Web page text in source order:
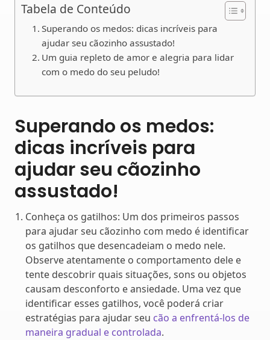
Tabela de Conteúdo
Superando os medos: dicas incríveis para
ajudar seu cãozinho assustado!
Um guia repleto de amor e alegria para lidar
com o medo do seu peludo!
Superando os medos:
dicas incríveis para
ajudar seu cãozinho
assustado!
Conheça os gatilhos: Um dos primeiros passos
para ajudar seu cãozinho com medo é identificar
os gatilhos que desencadeiam o medo nele.
Observe atentamente o comportamento dele e
tente descobrir quais situações, sons ou objetos
causam desconforto e ansiedade. Uma vez que
identificar esses gatilhos, você poderá criar
estratégias para ajudar seu cão a enfrentá-los de
maneira gradual e controlada.